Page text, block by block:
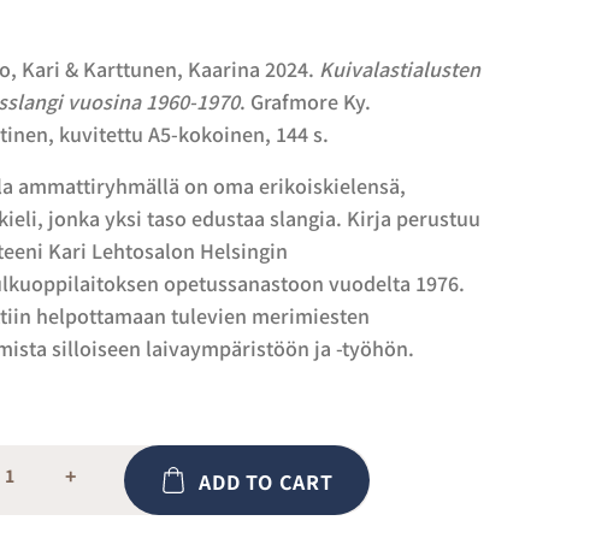
Kari & Karttunen, Kaarina 2024. Kuivalastialusten
vuosina 1960-1970. Grafmore Ky.
kuvitettu A5-kokoinen, 144 s.
ammattiryhmällä on oma erikoiskielensä,
jonka yksi taso edustaa slangia. Kirja perustuu
Kari Lehtosalon Helsingin
opetussanastoon vuodelta 1976.
helpottamaan tulevien merimiesten
silloiseen laivaympäristöön ja -työhön.
+ ADD TO CART